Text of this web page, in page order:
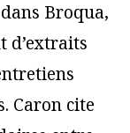
Broqua,
d’extraits
Caron cite